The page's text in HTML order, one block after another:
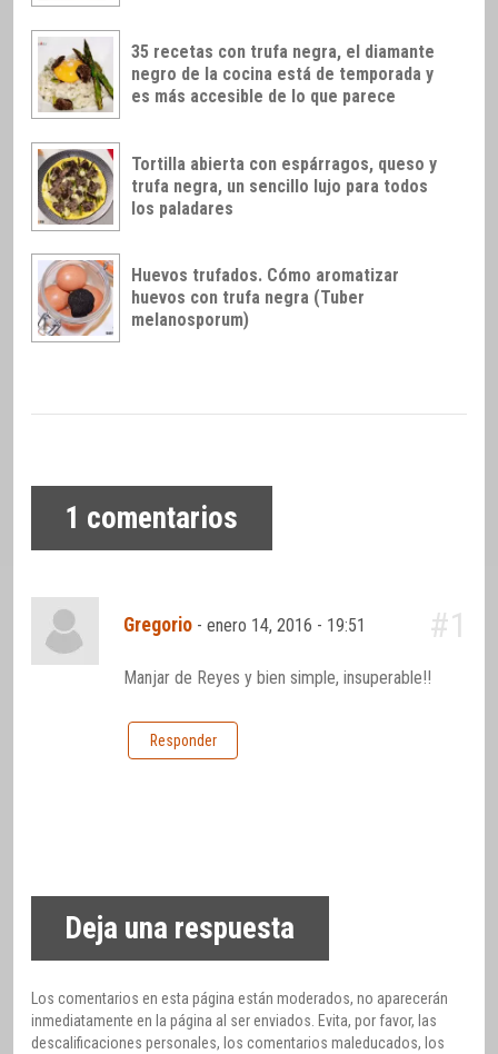
35 recetas con trufa negra, el diamante
negro de la cocina está de temporada y
es más accesible de lo que parece
Tortilla abierta con espárragos, queso y
trufa negra, un sencillo lujo para todos
los paladares
Huevos trufados. Cómo aromatizar
huevos con trufa negra (Tuber
melanosporum)
1 comentarios
Gregorio -enero 14, 2016 - 19:51 #1
Manjar de Reyes y bien simple, insuperable!!
Responder
Deja una respuesta
Los comentarios en esta página están moderados, no aparecerán
inmediatamente en la página al ser enviados. Evita, por favor, las
descalificaciones personales, los comentarios maleducados, los